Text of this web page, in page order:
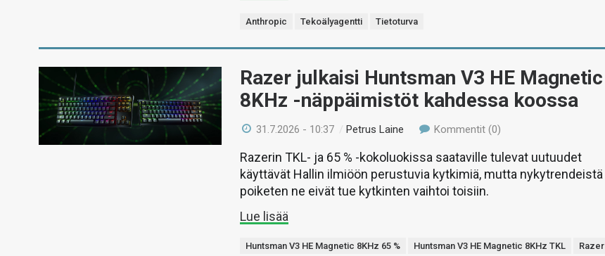
Anthropic Tekoälyagentti Tietoturva
Razer julkaisi Huntsman V3 HE Magnetic
8KHz -näppäimistöt kahdessa koossa
31.7.2026 - 10:37 /Petrus Laine Kommentit (0)
Razerin TKL- ja 65 % -kokoluokissa saataville tulevat uutuudet
käyttävät Hallin ilmiöön perustuvia kytkimiä, mutta nykytrendeistä
poiketen ne eivät tue kytkinten vaihtoi toisiin.
Lue lisää
Huntsman V3 HE Magnetic 8KHz 65 % Huntsman V3 HE Magnetic 8KHz TKL Razer